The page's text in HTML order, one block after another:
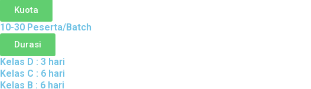
Kuota
10-30 Peserta/Batch
Durasi
Kelas D : 3 hari
Kelas C : 6 hari
Kelas B : 6 hari